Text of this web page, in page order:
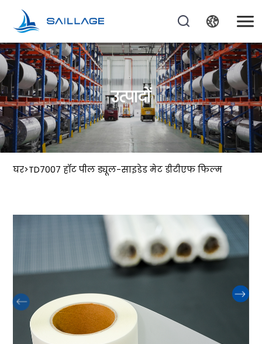
उत्पादों
घर>TD7007 हॉट पील ड्यूल-साइडेड मेट डीटीएफ फिल्म